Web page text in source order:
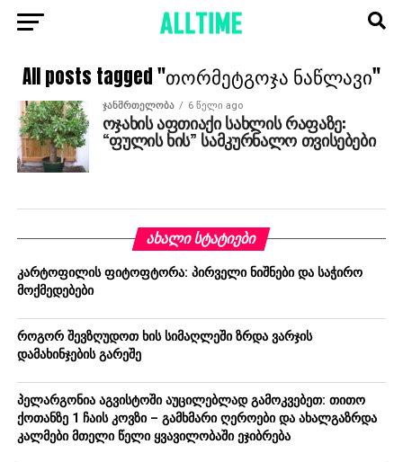
All posts tagged "თორმეტგოჯა ნაწლავი"
ᲯᲐᲜᲛᲠᲗᲔᲚᲝᲑᲐ 6 წელი ago
ოჯახის აფთიაქი სახლის რაფაზე:
“ფულის ხის” სამკურნალო თვისებები
ᲐᲮᲐᲚᲘ ᲡᲢᲐᲢᲘᲔᲑᲘ
კარტოფილის ფიტოფტორა: პირველი ნიშნები და საჭირო
მოქმედებები
როგორ შევზღუდოთ ხის სიმაღლეში ზრდა ვარჯის
დამახინჯების გარეშე
პელარგონია აგვისტოში აუცილებლად გამოკვებეთ: თითო
ქოთანზე 1 ჩაის კოვზი – გამხმარი ღეროები და ახალგაზრდა
კალმები მთელი წელი ყვავილობაში ეჯიბრება